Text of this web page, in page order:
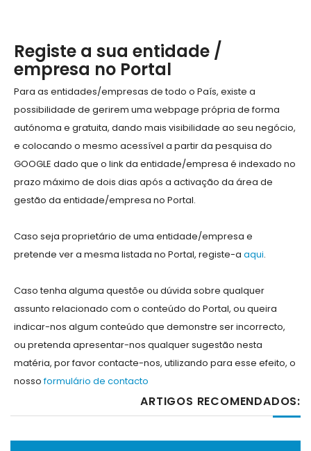
Registe a sua entidade /
empresa no Portal
Para as entidades/empresas de todo o País, existe a
possibilidade de gerirem uma webpage própria de forma
autónoma e gratuita, dando mais visibilidade ao seu negócio,
e colocando o mesmo acessível a partir da pesquisa do
GOOGLE dado que o link da entidade/empresa é indexado no
prazo máximo de dois dias após a activação da área de
gestão da entidade/empresa no Portal.
Caso seja proprietário de uma entidade/empresa e
pretende ver a mesma listada no Portal, registe-a aqui.
Caso tenha alguma questõe ou dúvida sobre qualquer
assunto relacionado com o conteúdo do Portal, ou queira
indicar-nos algum conteúdo que demonstre ser incorrecto,
ou pretenda apresentar-nos qualquer sugestão nesta
matéria, por favor contacte-nos, utilizando para esse efeito, o
nossoformulário de contacto
ARTIGOS RECOMENDADOS: